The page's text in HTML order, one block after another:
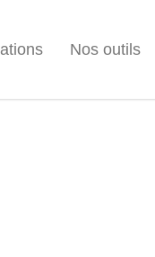
Nos outils